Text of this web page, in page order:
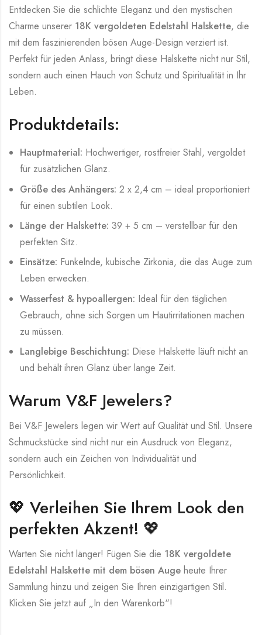
Entdecken Sie die schlichte Eleganz und den mystischen
Charme unserer 18K vergoldeten Edelstahl Halskette, die
mit dem faszinierenden bösen Auge-Design verziert ist.
Perfekt für jeden Anlass, bringt diese Halskette nicht nur Stil,
sondern auch einen Hauch von Schutz und Spiritualität in Ihr
Leben.
Produktdetails:
Hauptmaterial: Hochwertiger, rostfreier Stahl, vergoldet
für zusätzlichen Glanz.
Größe des Anhängers: 2 x 2,4 cm – ideal proportioniert
für einen subtilen Look.
Länge der Halskette: 39 + 5 cm – verstellbar für den
perfekten Sitz.
Einsätze: Funkelnde, kubische Zirkonia, die das Auge zum
Leben erwecken.
Wasserfest & hypoallergen: Ideal für den täglichen
Gebrauch, ohne sich Sorgen um Hautirritationen machen
zu müssen.
Langlebige Beschichtung: Diese Halskette läuft nicht an
und behält ihren Glanz über lange Zeit.
Warum V&F Jewelers?
Bei V&F Jewelers legen wir Wert auf Qualität und Stil. Unsere
Schmuckstücke sind nicht nur ein Ausdruck von Eleganz,
sondern auch ein Zeichen von Individualität und
Persönlichkeit.
💖 Verleihen Sie Ihrem Look den
perfekten Akzent! 💖
Warten Sie nicht länger! Fügen Sie die 18K vergoldete
Edelstahl Halskette mit dem bösen Auge heute Ihrer
Sammlung hinzu und zeigen Sie Ihren einzigartigen Stil.
Klicken Sie jetzt auf „In den Warenkorb“!